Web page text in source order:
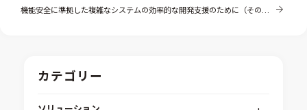
カテゴリー